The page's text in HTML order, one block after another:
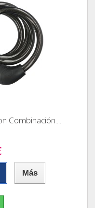
Combinación....
Más